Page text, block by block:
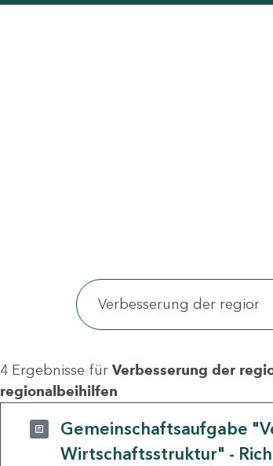
4 Ergebnisse für Verbesserung der
regionalbeihilfen
Gemeinschaftsaufgabe
Wirtschaftsstruktur" -